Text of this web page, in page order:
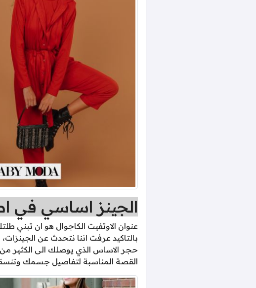
الجينز اساسي في
عنوان الاوتفيت الكاجوال هو ان تبني
حجر الاساس الذي يوصلك الى الكثير من
القصة المناسبة لتفاصيل جسمك